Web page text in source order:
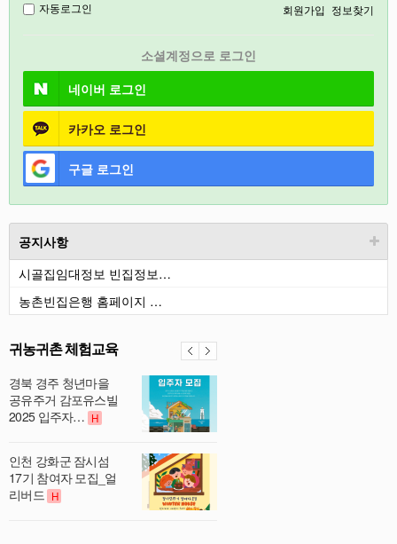
충북
자동로그인 회원가입 정보찾기
소셜계정으로 로그인
네이버 로그인
카카오 로그인
구글 로그인
공지사항
시골집임대정보 빈집정보…
농촌빈집은행 홈페이지 …
귀농귀촌 체험교육
경북 경주 청년마을
공유주거 감포유스빌
2025 입주자… H
인천 강화군 잠시섬
17기 참여자 모집_얼
리버드
H